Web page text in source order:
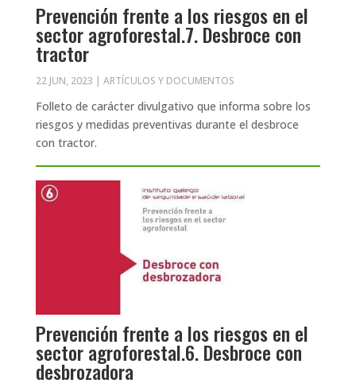
Prevención frente a los riesgos en el
sector agroforestal.7. Desbroce con
tractor
22 JUN, 2023 | ARTÍCULOS Y DOCUMENTOS
Folleto de carácter divulgativo que informa sobre los
riesgos y medidas preventivas durante el desbroce
con tractor.
Prevención frente a los riesgos en el
sector agroforestal.6. Desbroce con
desbrozadora